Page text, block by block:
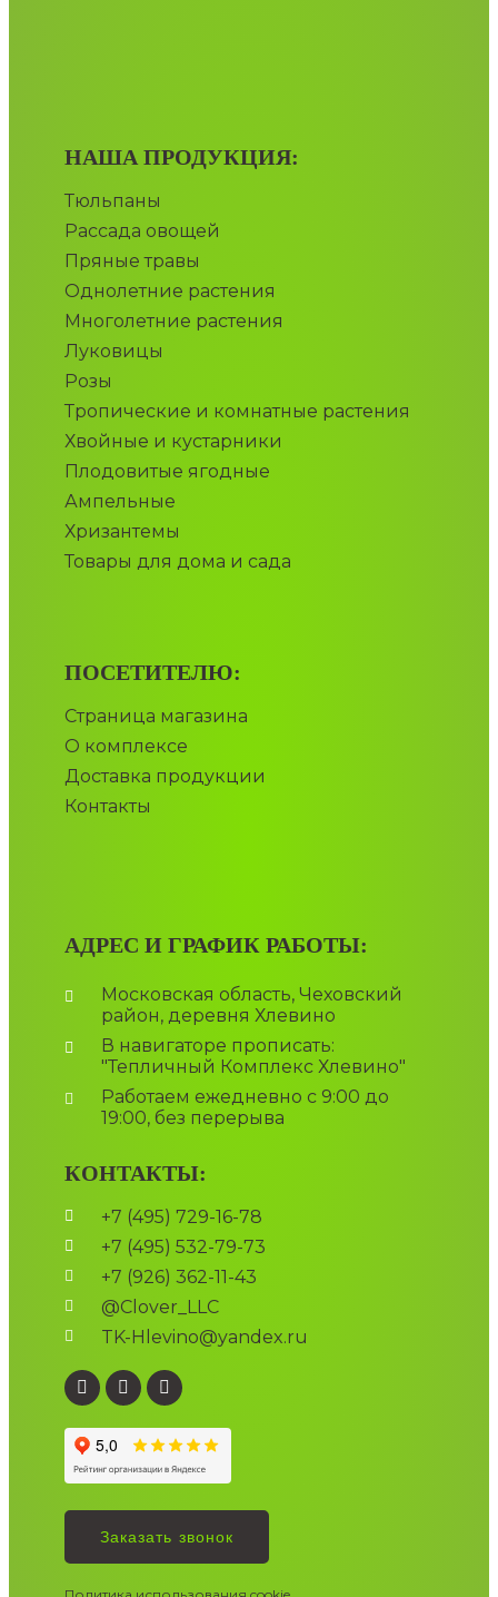
НАША ПРОДУКЦИЯ:
Тюльпаны
Рассада овощей
Пряные травы
Однолетние растения
Многолетние растения
Луковицы
Розы
Тропические и комнатные растения
Хвойные и кустарники
Плодовитые ягодные
Ампельные
Хризантемы
Товары для дома и сада
ПОСЕТИТЕЛЮ:
Страница магазина
О комплексе
Доставка продукции
Контакты
АДРЕС И ГРАФИК РАБОТЫ:
Московская область, Чеховский
район, деревня Хлевино
В навигаторе прописать:
"Тепличный Комплекс Хлевино"
Работаем ежедневно с 9:00 до
19:00, без перерыва
КОНТАКТЫ:
+7 (495) 729-16-78
+7 (495) 532-79-73
+7 (926) 362-11-43
@Clover_LLC
TK-Hlevino@yandex.ru
Заказать звонок